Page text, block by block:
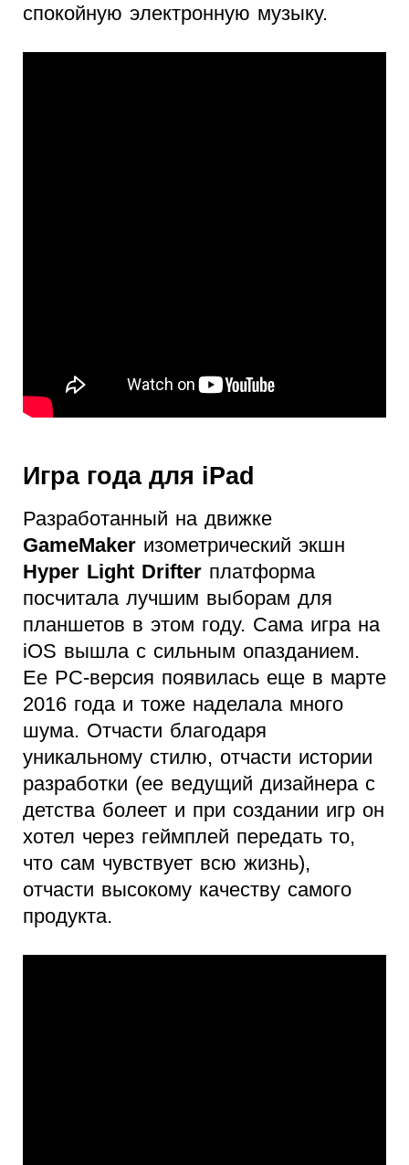
спокойную электронную музыку.
Игра года для iPad
Разработанный на движке
GameMaker изометрический экшн
Hyper Light Drifter платформа
посчитала лучшим выборам для
планшетов в этом году. Сама игра на
iOS вышла с сильным опазданием.
Ее PC-версия появилась еще в марте
2016 года и тоже наделала много
шума. Отчасти благодаря
уникальному стилю, отчасти истории
разработки (ее ведущий дизайнера с
детства болеет и при создании игр он
хотел через геймплей передать то,
что сам чувствует всю жизнь),
отчасти высокому качеству самого
продукта.